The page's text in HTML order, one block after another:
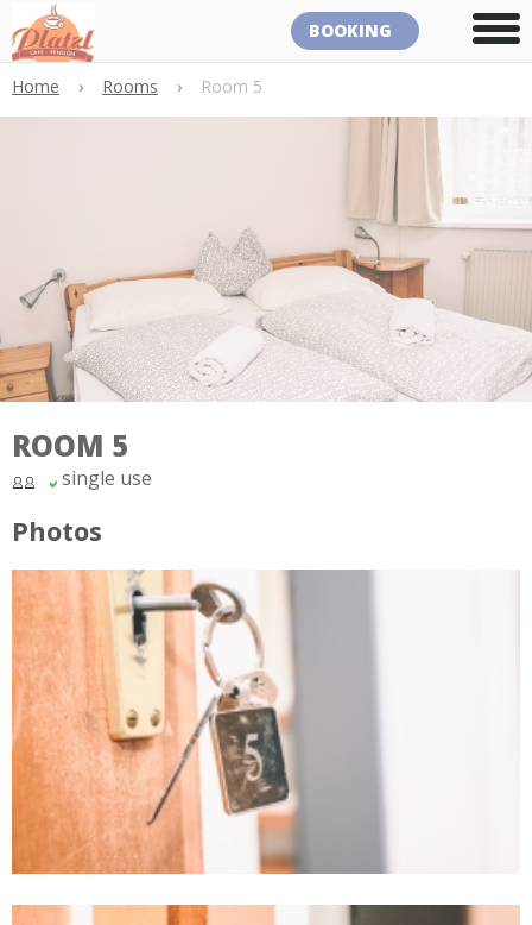
BOOKING
Home › Rooms › Room 5
ROOM 5
single use
Photos